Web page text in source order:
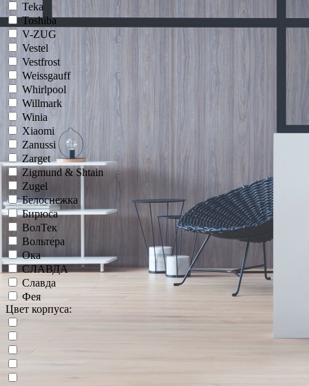
Teka
Toshiba
V-ZUG
Vestel
Vestfrost
Weissgauff
Whirlpool
Willmark
Winia
Xiaomi
Zanussi
Zarget
Zigmund & Shtain
Zugel
Белоснежка
Бирюса
ВолТек
Вольтера
Ока
СЛАВДА
Славда
Фея
Цвет корпуса: